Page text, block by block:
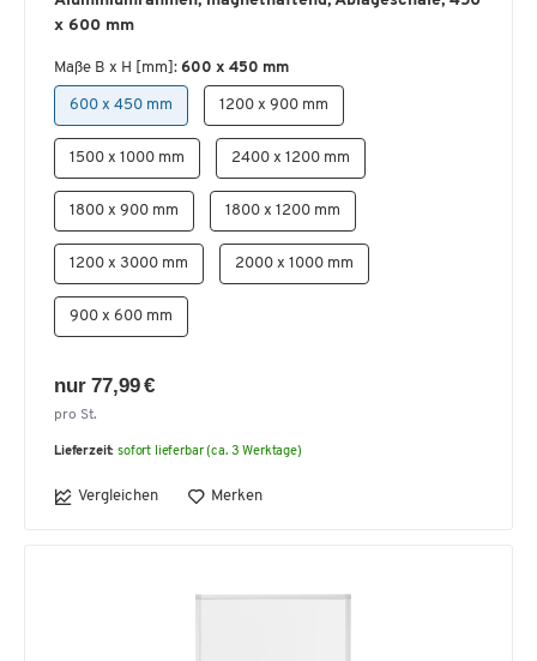
x 600 mm
Maße B x H [mm]: 600 x 450 mm
600 x 450 mm 1200 x 900 mm
1500 x 1000 mm 2400 x 1200 mm
1800 x 900 mm 1800 x 1200 mm
1200 x 3000 mm 2000 x 1000 mm
900 x 600 mm
nur 77,99 €
pro St.
Lieferzeit: sofort lieferbar (ca. 3 Werktage)
Vergleichen Merken